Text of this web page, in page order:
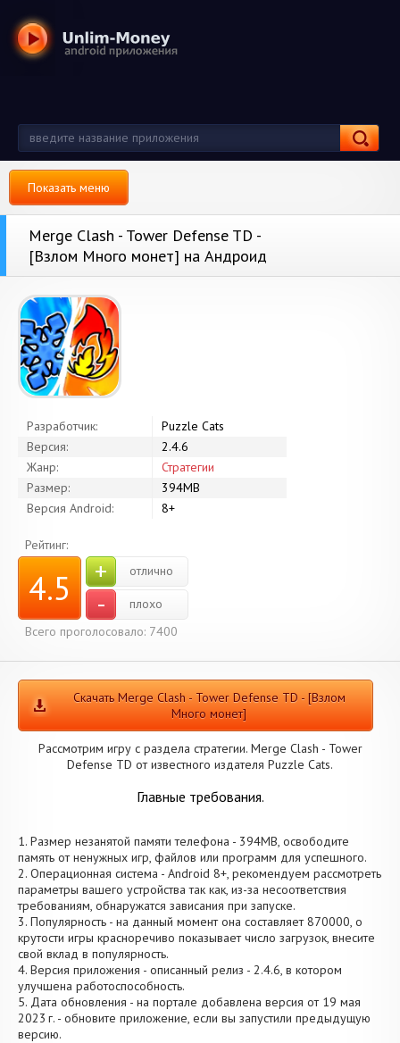
Показать меню
Merge Clash - Tower Defense TD -
[Взлом Много монет] на Андроид
Разработчик:
Puzzle Cats
Версия:
2.4.6
Жанр:
Стратегии
Размер:
394MB
Версия Android:
8+
Рейтинг:
4.5 + отлично
-
плохо
Всего проголосовало: 7400
Скачать Merge Clash - Tower Defense TD - [Взлом
Много монет]
Рассмотрим игру с раздела стратегии. Merge Clash - Tower
Defense TD от известного издателя Puzzle Cats.
Главные требования.
1. Размер незанятой памяти телефона - 394MB, освободите
память от ненужных игр, файлов или программ для успешного.
2. Операционная система - Android 8+, рекомендуем рассмотреть
параметры вашего устройства так как, из-за несоответствия
требованиям, обнаружатся зависания при запуске.
3. Популярность - на данный момент она составляет 870000, о
крутости игры красноречиво показывает число загрузок, внесите
свой вклад в популярность.
4. Версия приложения - описанный релиз - 2.4.6, в котором
улучшена работоспособность.
5. Дата обновления - на портале добавлена версия от 19 мая
2023 г. - обновите приложение, если вы запустили предыдущую
версию.